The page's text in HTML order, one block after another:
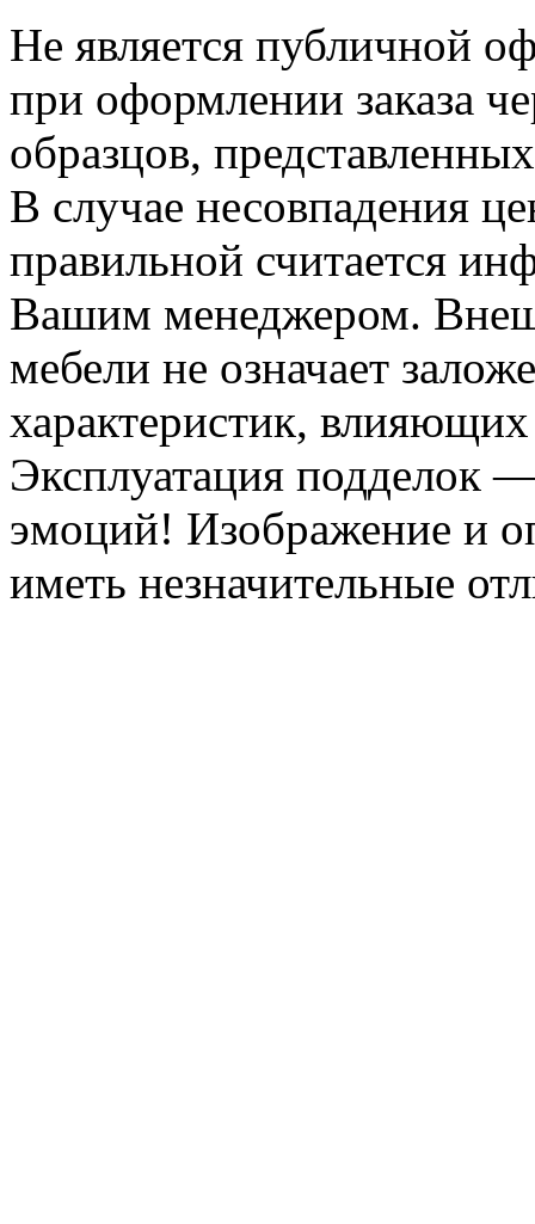
Не является публичной
при оформлении заказа
образцов,
В случае несовпадения
правильной считается
Вашим менеджером.
мебели не означает
характеристик, влияющих
Эксплуатация подделок
эмоций! Изображение и
иметь незначительные